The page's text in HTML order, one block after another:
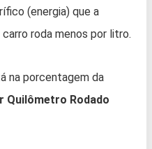
(energia) que a
roda menos por litro.
na porcentagem da
Quilômetro Rodado